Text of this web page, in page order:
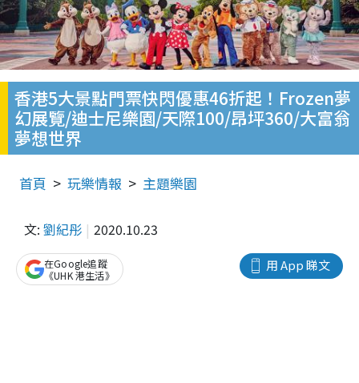
香港5大景點門票快閃優惠46折起！Frozen夢
幻展覽/迪士尼樂園/天際100/昂坪360/大富翁
夢想世界
首頁 玩樂情報 主題樂園
文: 劉紀彤 2020.10.23
用 App 睇文
在Google追蹤
《UHK 港生活》